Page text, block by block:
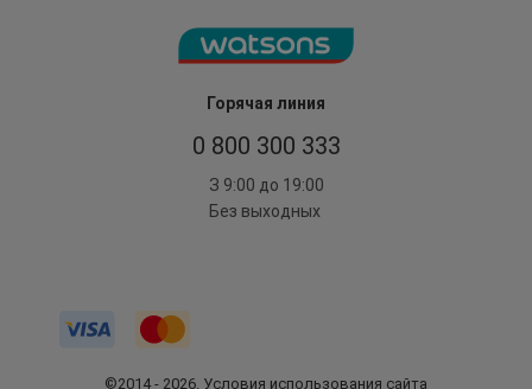
Горячая линия
0 800 300 333
З 9:00 до 19:00
Без выходных
©2014 - 2026. Условия использования сайта